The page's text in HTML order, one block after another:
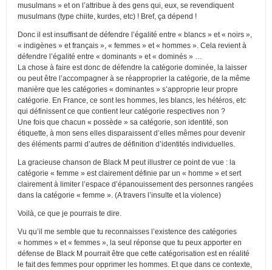
musulmans » et on l’attribue à des gens qui, eux, se revendiquent
musulmans (type chiite, kurdes, etc) ! Bref, ça dépend !
Donc il est insuffisant de défendre l’égalité entre « blancs » et « noirs »,
« indigènes » et français », « femmes » et « hommes ». Cela revient à
défendre l’égalité entre « dominants » et « dominés » …
La chose à faire est donc de défendre la catégorie dominée, la laisser
ou peut être l’accompagner à se réapproprier la catégorie, de la même
manière que les catégories « dominantes » s’approprie leur propre
catégorie. En France, ce sont les hommes, les blancs, les hétéros, etc
qui définissent ce que contient leur catégorie respectives non ?
Une fois que chacun « possède » sa catégorie, son identité, son
étiquette, à mon sens elles disparaissent d’elles mêmes pour devenir
des éléments parmi d’autres de définition d’identités individuelles.
La gracieuse chanson de Black M peut illustrer ce point de vue : la
catégorie « femme » est clairement définie par un « homme » et sert
clairement à limiter l’espace d’épanouissement des personnes rangées
dans la catégorie « femme ». (A travers l’insulte et la violence)
Voilà, ce que je pourrais te dire.
Vu qu’il me semble que tu reconnaisses l’existence des catégories
« hommes » et « femmes », la seul réponse que tu peux apporter en
défense de Black M pourrait être que cette catégorisation est en réalité
le fait des femmes pour opprimer les hommes. Et que dans ce contexte,